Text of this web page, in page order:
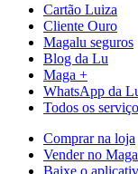
Cartão Luiza
Cliente Ouro
Magalu seguros
Blog da Lu
Maga +
WhatsApp da
Todos os
Comprar na loja
Vender no
Baixe o